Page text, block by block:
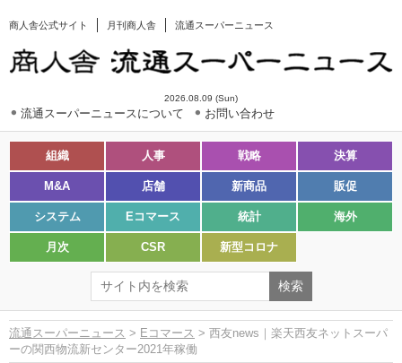
商人舎公式サイト 月刊商人舎 流通スーパーニュース
2026.08.09 (Sun)
流通スーパーニュースについて お問い合わせ
組織 人事 戦略 決算
M&A 店舗 新商品 販促
システム Eコマース 統計 海外
月次 CSR 新型コロナ
流通スーパーニュース > Eコマース > 西友news｜楽天西友ネットスーパ
ーの関西物流新センター2021年稼働